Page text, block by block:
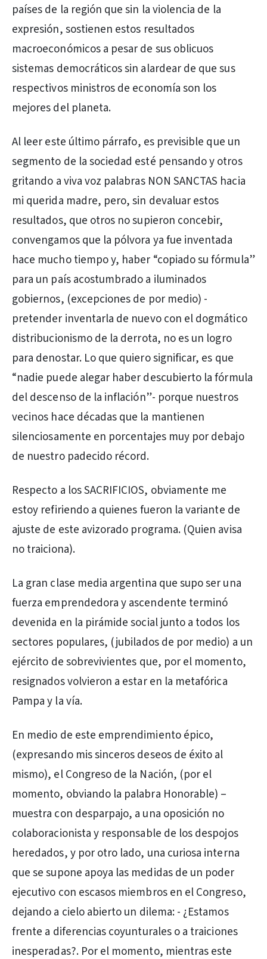
países de la región que sin la violencia de la
expresión, sostienen estos resultados
macroeconómicos a pesar de sus oblicuos
sistemas democráticos sin alardear de que sus
respectivos ministros de economía son los
mejores del planeta.
Al leer este último párrafo, es previsible que un
segmento de la sociedad esté pensando y otros
gritando a viva voz palabras NON SANCTAS hacia
mi querida madre, pero, sin devaluar estos
resultados, que otros no supieron concebir,
convengamos que la pólvora ya fue inventada
hace mucho tiempo y, haber “copiado su fórmula”
para un país acostumbrado a iluminados
gobiernos, (excepciones de por medio) -
pretender inventarla de nuevo con el dogmático
distribucionismo de la derrota, no es un logro
para denostar. Lo que quiero significar, es que
“nadie puede alegar haber descubierto la fórmula
del descenso de la inflación”- porque nuestros
vecinos hace décadas que la mantienen
silenciosamente en porcentajes muy por debajo
de nuestro padecido récord.
Respecto a los SACRIFICIOS, obviamente me
estoy refiriendo a quienes fueron la variante de
ajuste de este avizorado programa. (Quien avisa
no traiciona).
La gran clase media argentina que supo ser una
fuerza emprendedora y ascendente terminó
devenida en la pirámide social junto a todos los
sectores populares, (jubilados de por medio) a un
ejército de sobrevivientes que, por el momento,
resignados volvieron a estar en la metafórica
Pampa y la vía.
En medio de este emprendimiento épico,
(expresando mis sinceros deseos de éxito al
mismo), el Congreso de la Nación, (por el
momento, obviando la palabra Honorable) –
muestra con desparpajo, a una oposición no
colaboracionista y responsable de los despojos
heredados, y por otro lado, una curiosa interna
que se supone apoya las medidas de un poder
ejecutivo con escasos miembros en el Congreso,
dejando a cielo abierto un dilema: - ¿Estamos
frente a diferencias coyunturales o a traiciones
inesperadas?. Por el momento, mientras este